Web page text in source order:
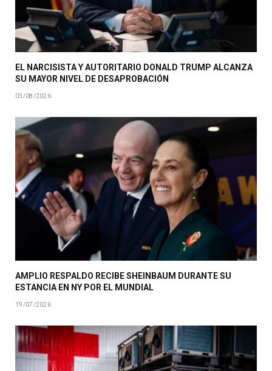
EL NARCISISTA Y AUTORITARIO DONALD TRUMP ALCANZA
SU MAYOR NIVEL DE DESAPROBACIÓN
03/08/2026
AMPLIO RESPALDO RECIBE SHEINBAUM DURANTE SU
ESTANCIA EN NY POR EL MUNDIAL
19/07/2026